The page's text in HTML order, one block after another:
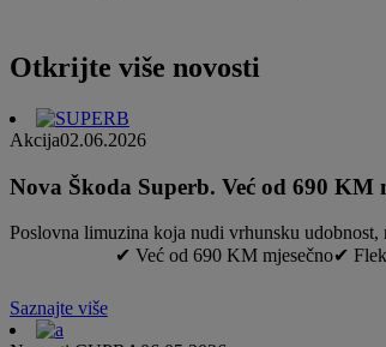
Otkrijte više novosti
Akcija02.06.2026
Nova Škoda Superb. Već od 690 KM
Poslovna limuzina koja nudi
✔ Već od 690 KM mjesečno✔
Saznajte više